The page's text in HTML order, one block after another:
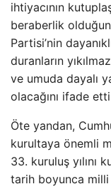
ihtiyacının
beraberlik
Partisi’nin
duranların
ve umuda dayalı
olacağını ifade
Öte yandan,
kurultaya önemli
33. kuruluş yılını
tarih boyunca